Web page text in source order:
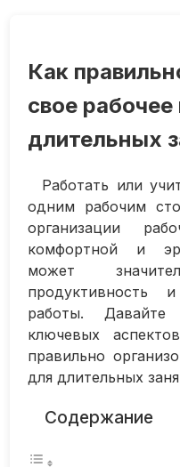
Как
свое
длительных
Работать или
одним рабочим
организации
комфортной и
может
продуктивность
работы. Давайте
ключевых
правильно
для длительных
Содержание